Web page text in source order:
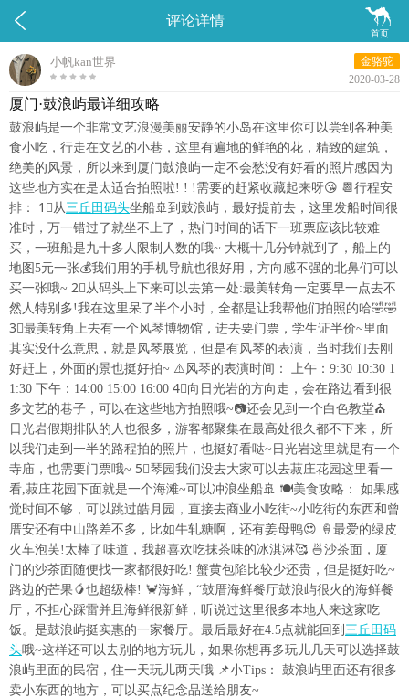
 
首页
评论详情
小帆kan世界
金骆驼
2020-03-28
厦门·鼓浪屿最详细攻略
鼓浪屿是一个非常文艺浪漫美丽安静的小岛在这里你可以尝到各种美
食小吃，行走在文艺的小巷，这里有遍地的鲜艳的花，精致的建筑，
绝美的风景，所以来到厦门鼓浪屿一定不会愁没有好看的照片感因为
这些地方实在是太适合拍照啦! ! !需要的赶紧收藏起来呀😘 📆行程安
排： 1⃣️从三丘田码头坐船🚢到鼓浪屿，最好提前去，这里发船时间很
准时，万一错过了就坐不上了，热门时间的话下一班票应该比较难
买，一班船是九十多人限制人数的哦~ 大概十几分钟就到了，船上的
地图5元一张💰我们用的手机导航也很好用，方向感不强的北鼻们可以
买一张哦~ 2⃣️从码头上下来可以去第一处:最美转角一定要早一点去不
然人特别多!我在这里呆了半个小时，全都是让我帮他们拍照的哈🤣🤣
3⃣️最美转角上去有一个风琴博物馆，进去要门票，学生证半价~里面
其实没什么意思，就是风琴展览，但是有风琴的表演，当时我们去刚
好赶上，外面的景也挺好拍~ ⚠️风琴的表演时间： 上午：9:30 10:30 1
1:30 下午：14:00 15:00 16:00 4⃣️向日光岩的方向走，会在路边看到很
多文艺的巷子，可以在这些地方拍照哦~📷还会见到一个白色教堂⛪️
日光岩假期排队的人也很多，游客都聚集在最高处很久都不下来，所
以我们走到一半的路程拍的照片，也挺好看哒~日光岩这里就是有一个
寺庙，也需要门票哦~ 5⃣️琴园我们没去大家可以去菽庄花园这里看一
看,菽庄花园下面就是一个海滩~可以冲浪坐船🚢 🍽美食攻略： 如果感
觉时间不够，可以跳过皓月园，直接去商业小吃街~小吃街的东西和曾
厝安还有中山路差不多，比如牛轧糖啊，还有姜母鸭😍 🍦最爱的绿皮
火车泡芙!太棒了味道，我超喜欢吃抹茶味的冰淇淋🥰 🍜沙茶面，厦
门的沙茶面随便找一家都很好吃! 蟹黄包陷比较少还贵，但是挺好吃~
路边的芒果🥭也超级棒! 🦀️海鲜，“鼓厝海鲜餐厅鼓浪屿很火的海鲜餐
厅，不担心踩雷并且海鲜很新鲜，听说过这里很多本地人来这家吃
饭。是鼓浪屿挺实惠的一家餐厅。最后最好在4.5点就能回到 三丘田码
头哦~这样还可以去别的地方玩儿，如果你想再多玩儿几天可以选择鼓
浪屿里面的民宿，住一天玩儿两天哦 📌小Tips： 鼓浪屿里面还有很多
卖小东西的地方，可以买点纪念品送给朋友~